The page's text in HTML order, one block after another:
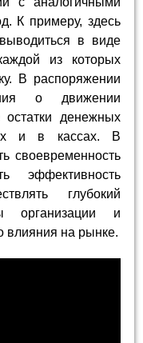
К примеру, здесь
в виде
из которых
В распоряжении
о движении
денежных
и в кассах. В
своевременность
эффективность
глубокий
организации и
влияния на рынке.